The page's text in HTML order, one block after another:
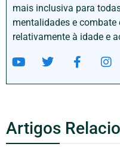
mais inclusiva para
mentalidades e
relativamente à idade e
Artigos